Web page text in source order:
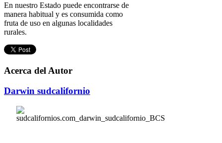
En nuestro Estado puede encontrarse de
manera habitual y es consumida como
fruta de uso en algunas localidades
rurales.
Acerca del Autor
Darwin sudcalifornio